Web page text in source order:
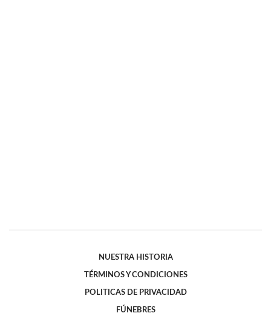
NUESTRA HISTORIA
TÉRMINOS Y CONDICIONES
POLITICAS DE PRIVACIDAD
FÚNEBRES